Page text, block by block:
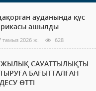
ауданында құс
ашылды
тамыз 2026 ж. 628
САУАТТЫЛЫҚТЫ
БАҒЫТТАЛҒАН
ӨТТІ